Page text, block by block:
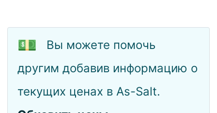
💵
Вы можете помочь
другим добавив информацию о
текущих ценах в As-Salt.